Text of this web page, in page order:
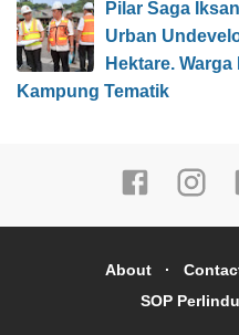
Pilar Saga
Urban
Hektare.
Kampung Tematik
About
SOP